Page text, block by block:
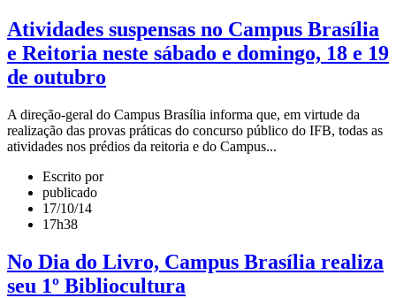
Atividades suspensas no Campus Brasília
e Reitoria neste sábado e domingo, 18 e 19
de outubro
A direção-geral do Campus Brasília informa que, em virtude da
realização das provas práticas do concurso público do IFB, todas as
atividades nos prédios da reitoria e do Campus...
Escrito por
publicado
17/10/14
17h38
No Dia do Livro, Campus Brasília realiza
seu 1º Bibliocultura